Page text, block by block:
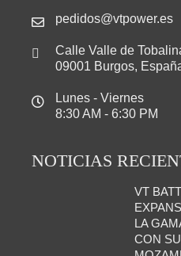
pedidos@vtpower.es
Calle Valle de
09001 Burgos,
Lunes - Viernes
8:30 AM - 6:30 PM
NOTICIAS
VT
LA
CON